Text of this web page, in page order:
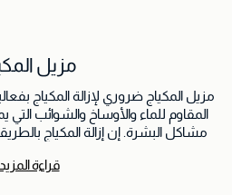
مزيل
مزيل المكياج ضروري لإزالة المكياج
المقاوم للماء والأوساخ والشوائب
مشاكل البشرة. إن إزالة المكياج
بالبشرة.
قراءة المزيد